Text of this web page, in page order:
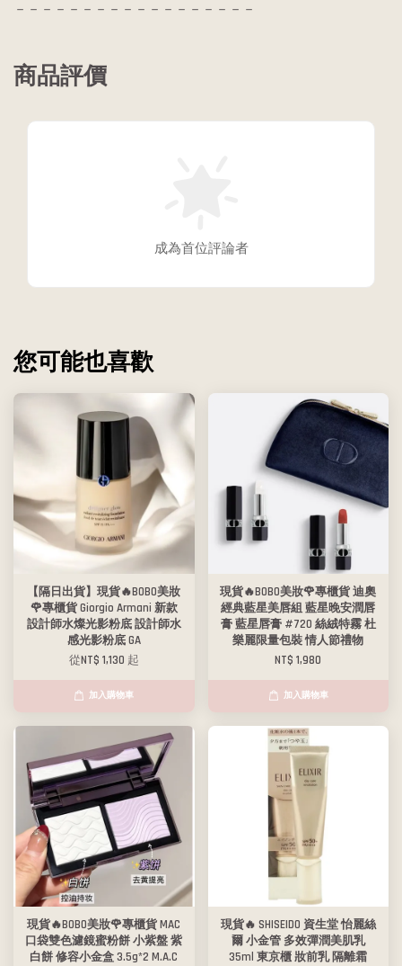
－－－－－－－－－－－－－－－－－－
商品評價
成為首位評論者
您可能也喜歡
【隔日出貨】現貨🔥BOBO美妝
🌹專櫃貨 Giorgio Armani 新款
設計師水燦光影粉底 設計師水
感光影粉底 GA
從NT$ 1,130 起
加入購物車
現貨🔥BOBO美妝🌹專櫃貨 迪奧
經典藍星美唇組 藍星晚安潤唇
膏 藍星唇膏 #720 絲絨特霧 杜
樂麗限量包裝 情人節禮物
NT$ 1,980
加入購物車
現貨🔥BOBO美妝🌹專櫃貨 MAC
口袋雙色濾鏡蜜粉餅 小紫盤 紫
白餅 修容小金盒 3.5g*2 M.A.C
現貨🔥 SHISEIDO 資生堂 怡麗絲
爾 小金管 多效彈潤美肌乳
35ml 東京櫃 妝前乳 隔離霜